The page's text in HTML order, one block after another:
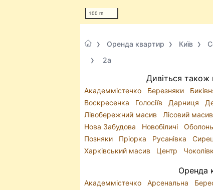
100 m
Оренда квартир Київ
2а
Дивіться також
Академмістечко Березняки
Воскресенка
Голосіїв Дарниця
Лівобережний масив
Лісовий масив
Нова Забудова
Новобіличі Оболонь
Позняки
Пріорка Русанівка
Харківський масив
Центр
Оренда
Академмістечко Арсенальна